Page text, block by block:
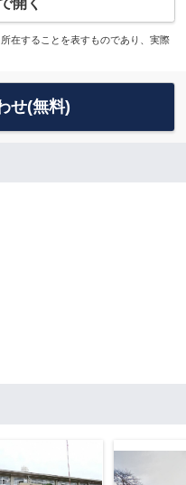
開く
在することを表すものであり、実際
せ(無料)